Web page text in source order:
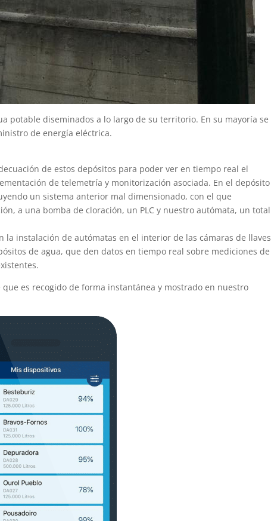
potable diseminados a lo largo de su territorio. En su mayoría se
de energía eléctrica.
de estos depósitos para poder ver en tiempo real el
de telemetría y monitorización asociada. En el depósito
un sistema anterior mal dimensionado, con el que
a una bomba de cloración, un PLC y nuestro autómata, un total
la instalación de autómatas en el interior de las cámaras de llaves
de agua, que den datos en tiempo real sobre mediciones de
es recogido de forma instantánea y mostrado en nuestro